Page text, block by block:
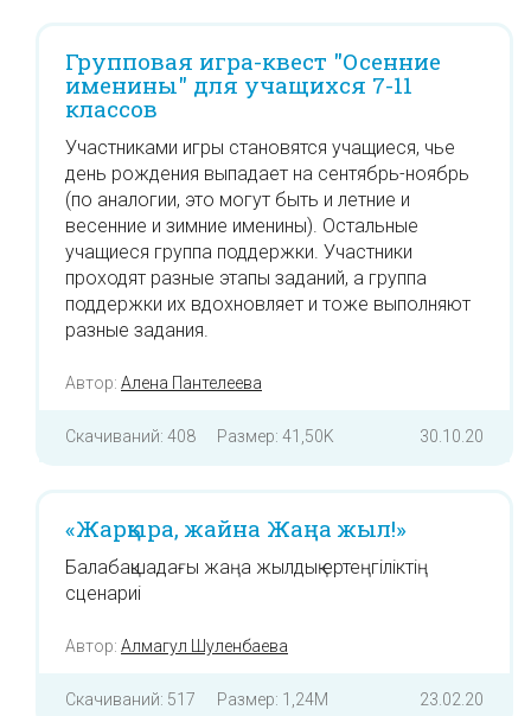
Групповая игра-квест "Осенние
именины" для учащихся 7-11
классов
Участниками игры становятся учащиеся, чье
день рождения выпадает на сентябрь-ноябрь
(по аналогии, это могут быть и летние и
весенние и зимние именины). Остальные
учащиеся группа поддержки. Участники
проходят разные этапы заданий, а группа
поддержки их вдохновляет и тоже выполняют
разные задания.
Автор: Алена Пантелеева
Скачиваний: 408 Размер: 41,50K 30.10.20
«Жарқыра, жайна Жаңа жыл!»
Балабақшадағы жаңа жылдық ертеңгіліктің
сценариі
Автор: Алмагул Шуленбаева
Скачиваний: 517 Размер: 1,24M 23.02.20